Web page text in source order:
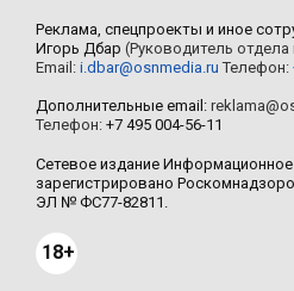
Реклама, спецпроекты и иное
Игорь Дбар (Руководитель
Email: i.dbar@osnmedia.ru Телефон:
Дополнительные email:
Телефон: +7 495 004-56-11
Сетевое издание
зарегистрировано
ЭЛ № ФС77-82811.
18+